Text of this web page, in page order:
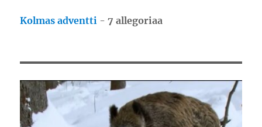
Kolmas adventti -7 allegoriaa